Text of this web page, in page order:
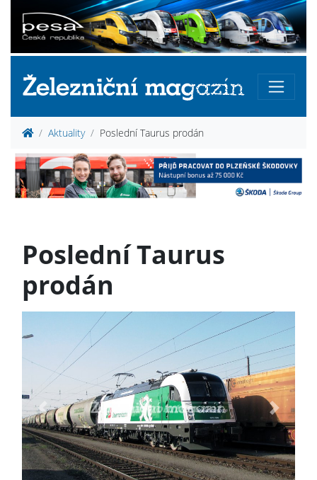
Aktuality Poslední Taurus prodán
Poslední Taurus
prodán
Previous Next